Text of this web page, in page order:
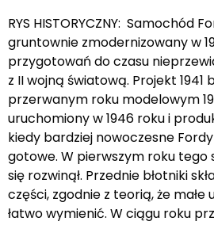
RYS HISTORYCZNY: Samochód
gruntownie zmodernizowany w
przygotowań do czasu
z II wojną światową. Projekt 1941
przerwanym roku modelowym
uruchomiony w 1946 roku i
kiedy bardziej nowoczesne Fordy
gotowe. W pierwszym roku tego
się rozwinął. Przednie błotniki
części, zgodnie z teorią, że małe
łatwo wymienić. W ciągu roku